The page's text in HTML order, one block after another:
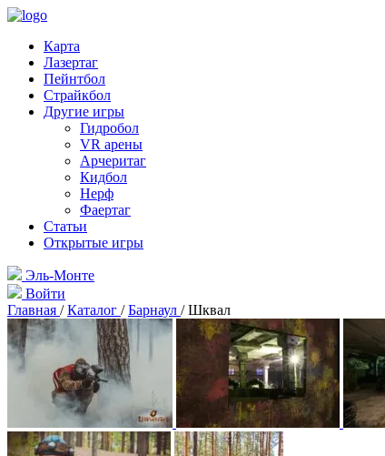
Карта
Лазертаг
Пейнтбол
Страйкбол
Другие игры
Гидробол
VR арены
Арчеритаг
Кидбол
Нерф
Фаертаг
Статьи
Открытые игры
Эль-Монте
Войти
Главная /Каталог /Барнаул /Шквал